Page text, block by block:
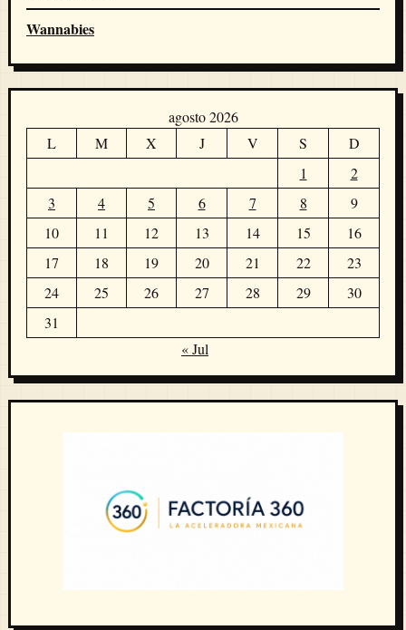
Wannabies
agosto 2026
L
M X J V S
D
1
2
3
4 5 6 7 8
9
10
11 12 13 14 15
16
17
18 19 20 21 22
23
24
25 26 27 28 29
30
31
« Jul